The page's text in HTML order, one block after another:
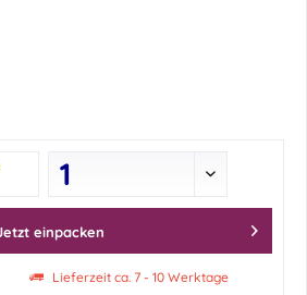
einpacken
Lieferzeit ca. 7 - 10 Werktage